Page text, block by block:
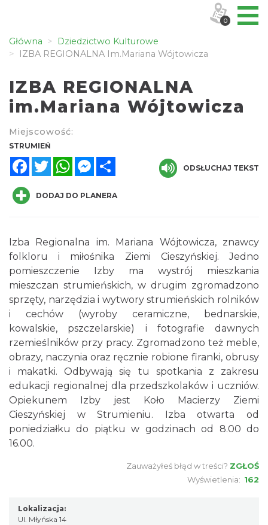
Główna
Dziedzictwo Kulturowe
IZBA REGIONALNA Im.Mariana Wójtowicza
IZBA REGIONALNA
im.Mariana Wójtowicza
Miejscowość:
STRUMIEŃ
FacebookTwitterWhatsAppMessenger
ODSŁUCHAJ TEKST
DODAJ DO PLANERA
Izba Regionalna im. Mariana Wójtowicza, znawcy
folkloru i miłośnika Ziemi Cieszyńskiej. Jedno
pomieszczenie Izby ma wystrój mieszkania
mieszczan strumieńskich, w drugim zgromadzono
sprzęty, narzędzia i wytwory strumieńskich rolników
i cechów (wyroby ceramiczne, bednarskie,
kowalskie, pszczelarskie) i fotografie dawnych
rzemieślników przy pracy. Zgromadzono też meble,
obrazy, naczynia oraz ręcznie robione firanki, obrusy
i makatki. Odbywają się tu spotkania z zakresu
edukacji regionalnej dla przedszkolaków i uczniów.
Opiekunem Izby jest Koło Macierzy Ziemi
Cieszyńskiej w Strumieniu. Izba otwarta od
poniedziałku do piątku w godzinach od 8.00 do
16.00.
Zauważyłeś błąd w treści? ZGŁOŚ
Wyświetlenia: 162
Lokalizacja:
Ul. Młyńska 14
0